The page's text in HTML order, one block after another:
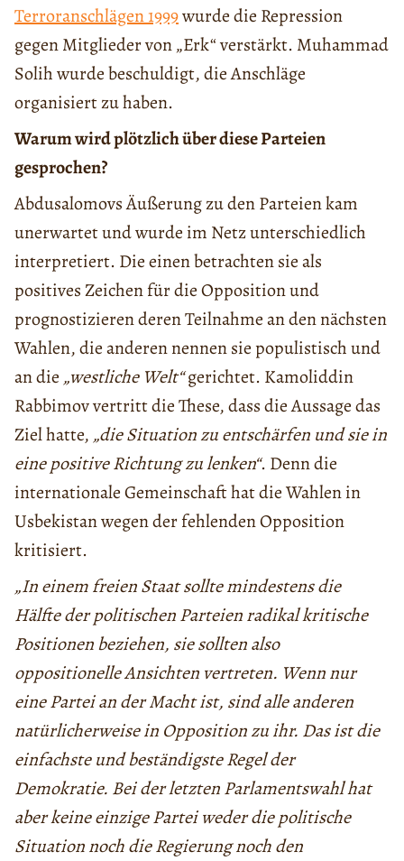
Terroranschlägen 1999wurde die Repression
gegen Mitglieder von „Erk“ verstärkt. Muhammad
Solih wurde beschuldigt, die Anschläge
organisiert zu haben.
Warum wird plötzlich über diese Parteien
gesprochen?
Abdusalomovs Äußerung zu den Parteien kam
unerwartet und wurde im Netz unterschiedlich
interpretiert. Die einen betrachten sie als
positives Zeichen für die Opposition und
prognostizieren deren Teilnahme an den nächsten
Wahlen, die anderen nennen sie populistisch und
an die „westliche Welt“gerichtet. Kamoliddin
Rabbimov vertritt die These, dass die Aussage das
Ziel hatte, „die Situation zu entschärfen und sie in
eine positive Richtung zu lenken“. Denn die
internationale Gemeinschaft hat die Wahlen in
Usbekistan wegen der fehlenden Opposition
kritisiert.
„In einem freien Staat sollte mindestens die
Hälfte der politischen Parteien radikal kritische
Positionen beziehen, sie sollten also
oppositionelle Ansichten vertreten. Wenn nur
eine Partei an der Macht ist, sind alle anderen
natürlicherweise in Opposition zu ihr. Das ist die
einfachste und beständigste Regel der
Demokratie. Bei der letzten Parlamentswahl hat
aber keine einzige Partei weder die politische
Situation noch die Regierung noch den